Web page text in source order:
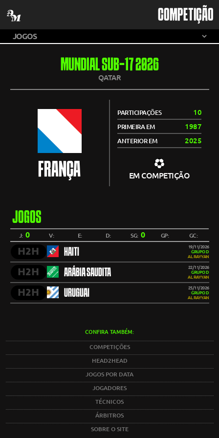
COMPETIÇÃO
MUNDIAL SUB-17 2026
QATAR
FRANÇA
PARTICIPAÇÕES 10
PRIMEIRA EM 1987
ANTERIOR EM 2025
EM COMPETIÇÃO
JOGOS
J: 0 V: E: D: SG: 0 GP: GC:
H2H HAITI
19/11/2026
GRUPO D
AL RAYYAN
H2H ARÁBIA SAUDITA
22/11/2026
GRUPO D
AL RAYYAN
H2H URUGUAI
25/11/2026
GRUPO D
AL RAYYAN
CONFIRA TAMBÉM:
COMPETIÇÕES
HEAD2HEAD
JOGOS POR DATA
JOGADORES
TÉCNICOS
ÁRBITROS
SOBRE O SITE